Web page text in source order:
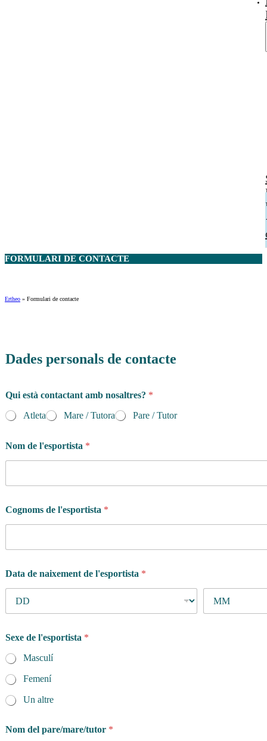
FORMULARI DE CONTACTE
Ertheo » Formulari de contacte
Dades personals de contacte
Qui està contactant amb nosaltres? *
Atleta
Mare / Tutora Pare / Tutor
Nom de l'esportista *
Cognoms de l'esportista *
Data de naixement de l'esportista *
Sexe de l'esportista *
Masculí
Femení
Un altre
Nom del pare/mare/tutor *